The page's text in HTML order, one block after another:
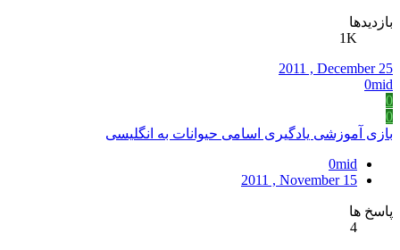
بازدیدها
1K
2011 , December 25
0mid
0
0
بازی آموزشی یادگیری اسامی حیوانات به انگلیسی
0mid
2011 , November 15
پاسخ ها
4